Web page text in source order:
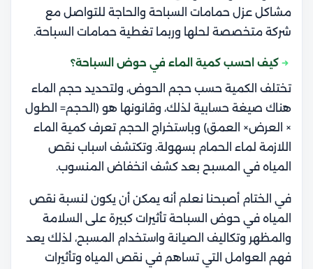
مشاكل عزل حمامات السباحة والحاجة للتواصل مع
شركة متخصصة لحلها وربما تغطية حمامات السباحة.
كيف احسب كمية الماء في حوض السباحة؟
تختلف الكمية حسب حجم الحوض، ولتحديد حجم الماء
هناك صيغة حسابية لذلك، وقانونها هو (الحجم= الطول
× العرض× العمق) وباستخراج الحجم تعرف كمية الماء
اللازمة لماء الحمام بسهولة. وتكتشف اسباب نقص
المياه في المسبح بعد كشف انخفاض المنسوب.
في الختام أصبحنا نعلم أنه يمكن أن يكون لنسبة نقص
المياه في حوض السباحة تأثيرات كبيرة على السلامة
والمظهر وتكاليف الصيانة واستخدام المسبح، لذلك يعد
فهم العوامل التي تساهم في نقص المياه وتأثيرات